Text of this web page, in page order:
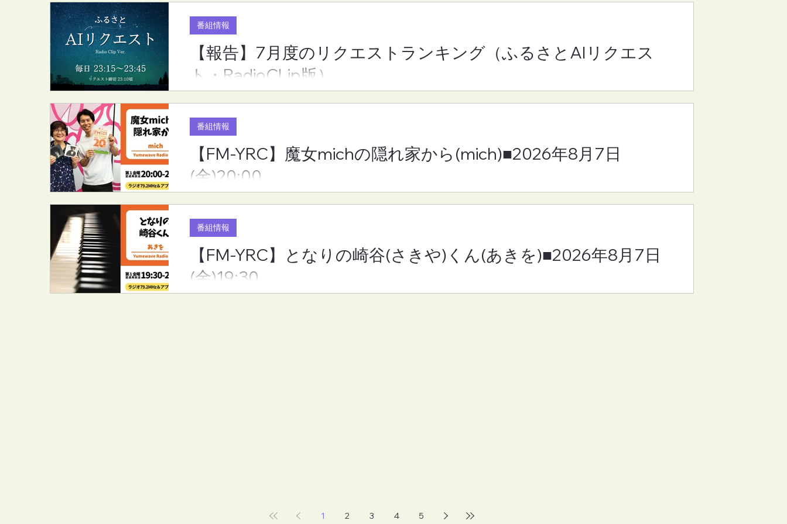
【報告】7月度のリクエスト
ランキング（ふるさとAIリク
エスト・RadioCLip版）
【FM-YRC】魔女michの隠れ
家から(mich)■2026年8月7日
【FM-YRC】となりの崎谷(さ
【報告】7月度のリクエストランキング（ふるさとAIリクエス
ト・RadioCLip版）
番組情報
【FM-YRC】魔女michの隠れ家から(mich)■2026年8月7日
(金)20:00
番組情報
【FM-YRC】となりの崎谷(さきや)くん(あきを)■2026年8月7日
(金)19:30
番組情報
1 2 3 4 5